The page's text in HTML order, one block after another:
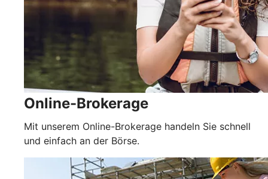
Online-Brokerage
Mit unserem Online-Brokerage handeln Sie schnell
und einfach an der Börse.